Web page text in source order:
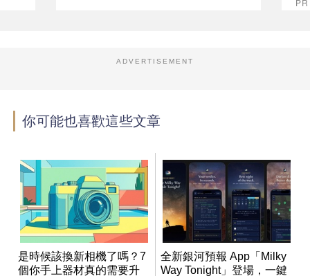
ADVERTISEMENT
你可能也喜歡這些文章
是時候該換新相機了嗎？7
個你手上器材真的需要升
全新銀河預報 App「Milky
Way Tonight」登場，一鍵